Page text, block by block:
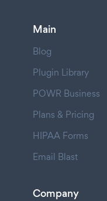
Main
Blog
Plugin Library
POWR Business
Plans & Pricing
HIPAA Forms
Email Blast
Company